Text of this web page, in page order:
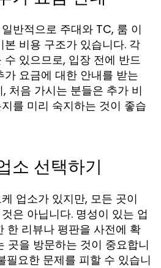
반적으로 주대와 TC, 룸 이
비용 구조가 있습니다. 각
있으므로, 입장 전에 반드
요금에 대한 안내를 받는
처음 가시는 분들은 추가 비
를 미리 숙지하는 것이 좋습
소 선택하기
업소가 있지만, 모든 곳이
은 아닙니다. 명성이 있는 업
한 리뷰나 평판을 사전에 확
곳을 방문하는 것이 중요합니
필요한 문제를 피할 수 있습니